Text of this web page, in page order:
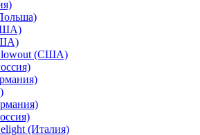
(США)
(Италия)